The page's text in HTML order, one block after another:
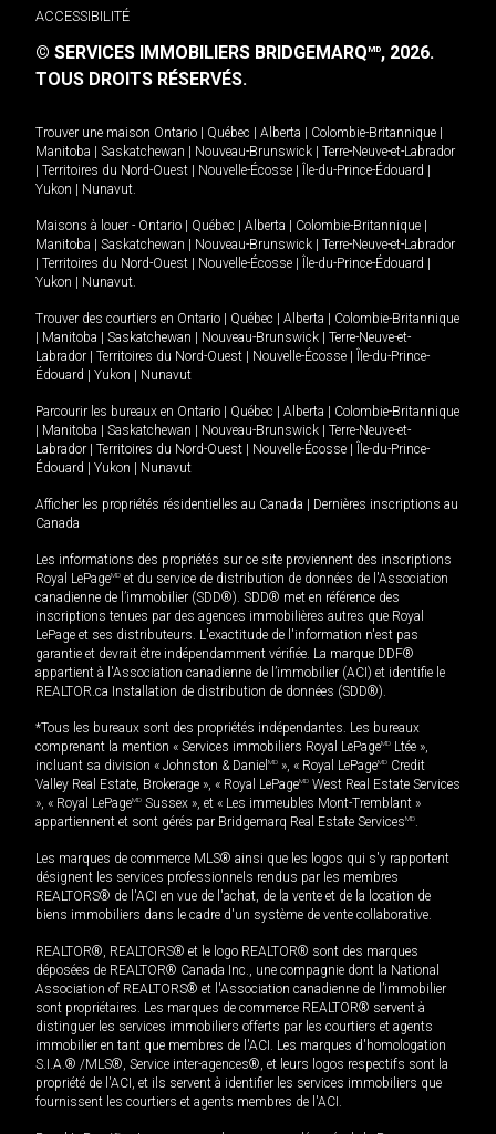
ACCESSIBILITÉ
© SERVICES IMMOBILIERS BRIDGEMARQMD, 2026.
TOUS DROITS RÉSERVÉS.
Trouver une maison Ontario Québec Alberta Colombie-Britannique
Manitoba
Saskatchewan Nouveau-Brunswick
Terre-Neuve-et-Labrador
Territoires du Nord-Ouest Nouvelle-Écosse Île-du-Prince-Édouard
Yukon
Nunavut.
Maisons à louer - Ontario Québec Alberta Colombie-Britannique
Manitoba
Saskatchewan Nouveau-Brunswick
Terre-Neuve-et-Labrador
Territoires du Nord-Ouest Nouvelle-Écosse Île-du-Prince-Édouard
Yukon
Nunavut.
Trouver des courtiers en Ontario Québec Alberta
Colombie-Britannique
Manitoba Saskatchewan Nouveau-Brunswick
Terre-Neuve-et-
Labrador
Territoires du Nord-Ouest Nouvelle-Écosse
Île-du-Prince-
Édouard
Yukon Nunavut
Parcourir les bureaux en Ontario Québec Alberta
Colombie-Britannique
Manitoba Saskatchewan Nouveau-Brunswick
Terre-Neuve-et-
Labrador
Territoires du Nord-Ouest Nouvelle-Écosse
Île-du-Prince-
Édouard
Yukon Nunavut
Afficher les propriétés résidentielles au Canada
Dernières inscriptions au
Canada
Les informations des propriétés sur ce site proviennent des inscriptions
Royal LePageMD et du service de distribution de données de l'Association
canadienne de l’immobilier (SDD®). SDD® met en référence des
inscriptions tenues par des agences immobilières autres que Royal
LePage et ses distributeurs. L'exactitude de l'information n'est pas
garantie et devrait être indépendamment vérifiée. La marque DDF®
appartient à l'Association canadienne de l’immobilier (ACI) et identifie le
REALTOR.ca Installation de distribution de données (SDD®).
*Tous les bureaux sont des propriétés indépendantes. Les bureaux
comprenant la mention « Services immobiliers Royal LePageMD Ltée »,
incluant sa division « Johnston & Daniel MD », « Royal LePageMD Credit
Valley Real Estate, Brokerage », « Royal LePageMD West Real Estate Services
», « Royal LePageMD Sussex », et « Les immeubles Mont-Tremblant »
appartiennent et sont gérés par Bridgemarq Real Estate ServicesMD.
Les marques de commerce MLS® ainsi que les logos qui s'y rapportent
désignent les services professionnels rendus par les membres
REALTORS® de l'ACI en vue de l'achat, de la vente et de la location de
biens immobiliers dans le cadre d'un système de vente collaborative.
REALTOR®, REALTORS® et le logo REALTOR® sont des marques
déposées de REALTOR® Canada Inc., une compagnie dont la National
Association of REALTORS® et l'Association canadienne de l’immobilier
sont propriétaires. Les marques de commerce REALTOR® servent à
distinguer les services immobiliers offerts par les courtiers et agents
immobilier en tant que membres de l'ACI. Les marques d'homologation
S.I.A.® /MLS®, Service inter-agences®, et leurs logos respectifs sont la
propriété de l'ACI, et ils servent à identifier les services immobiliers que
fournissent les courtiers et agents membres de l'ACI.